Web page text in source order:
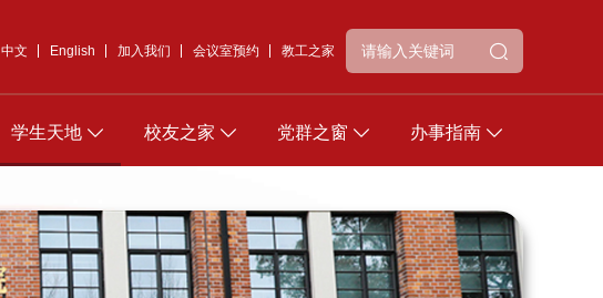
中文 English 加入我们 会议室预约 教工之家
学生天地 校友之家 党群之窗 办事指南